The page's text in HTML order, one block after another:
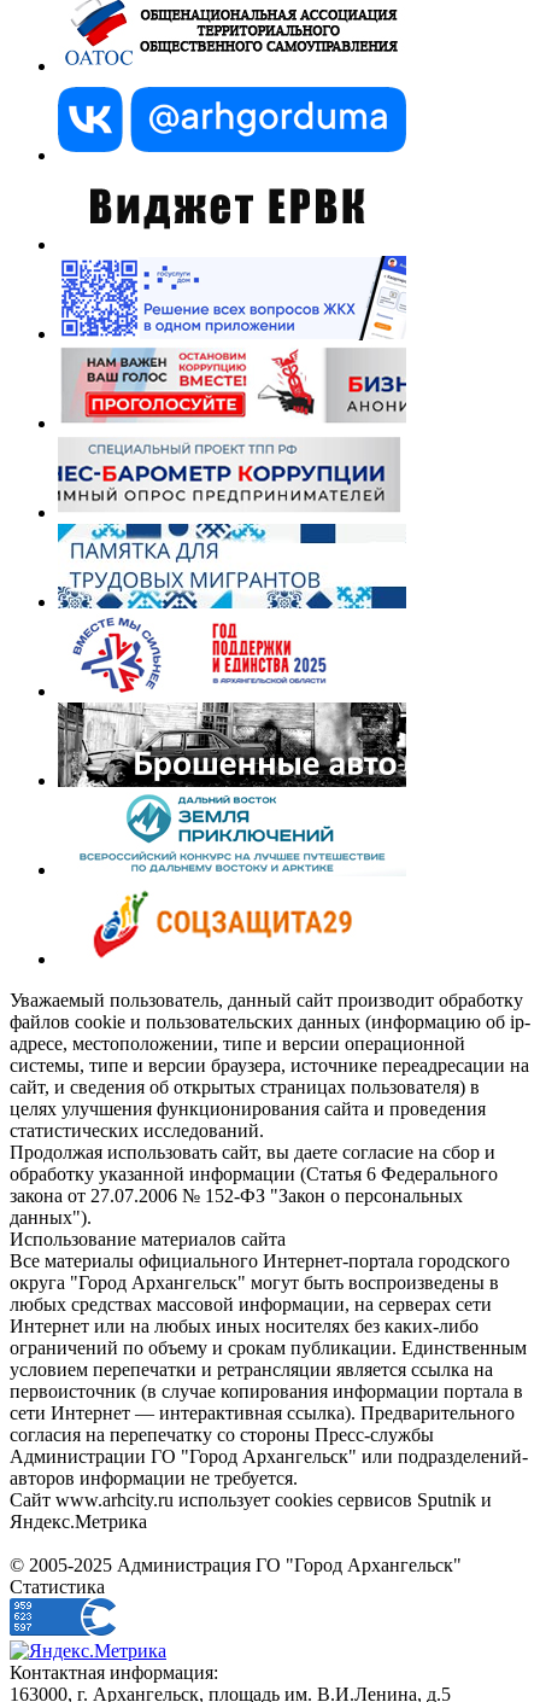
Уважаемый пользователь, данный сайт производит обработку
файлов cookie и пользовательских данных (информацию об ip-
адресе, местоположении, типе и версии операционной
системы, типе и версии браузера, источнике переадресации на
сайт, и сведения об открытых страницах пользователя) в
целях улучшения функционирования сайта и проведения
статистических исследований.
Продолжая использовать сайт, вы даете согласие на сбор и
обработку указанной информации (Статья 6 Федерального
закона от 27.07.2006 № 152-ФЗ "Закон о персональных
данных").
Использование материалов сайта
Все материалы официального Интернет-портала городского
округа "Город Архангельск" могут быть воспроизведены в
любых средствах массовой информации, на серверах сети
Интернет или на любых иных носителях без каких-либо
ограничений по объему и срокам публикации. Единственным
условием перепечатки и ретрансляции является ссылка на
первоисточник (в случае копирования информации портала в
сети Интернет — интерактивная ссылка). Предварительного
согласия на перепечатку со стороны Пресс-службы
Администрации ГО "Город Архангельск" или подразделений-
авторов информации не требуется.
Сайт www.arhcity.ru использует cookies сервисов Sputnik и
Яндекс.Метрика
© 2005-2025 Администрация ГО "Город Архангельск"
Статистика
Контактная информация:
163000, г. Архангельск, площадь им. В.И.Ленина, д.5